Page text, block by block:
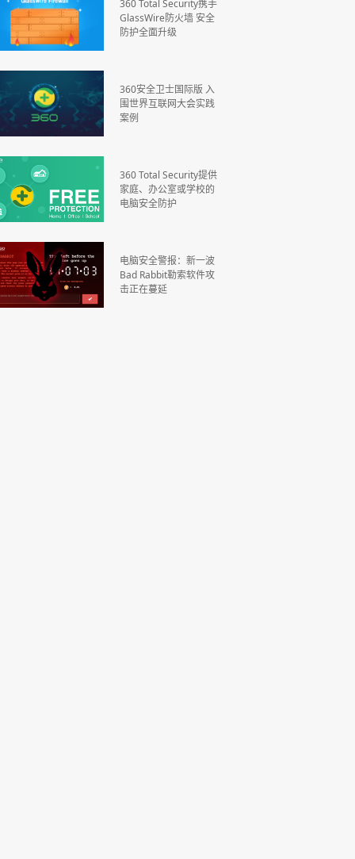
360 Total Security携手
GlassWire防火墙 安全
防护全面升级
360安全卫士国际版 入
围世界互联网大会实践
案例
360 Total Security提供
家庭、办公室或学校的
电脑安全防护
电脑安全警报：新一波
Bad Rabbit勒索软件攻
击正在蔓延